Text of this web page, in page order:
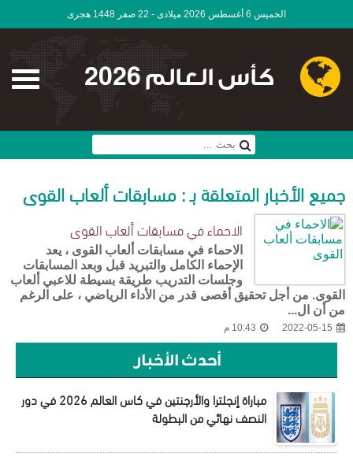
الخميس 6 أغسطس 2026 ميلادى - 22 صفر 1448 هجرى
كأس العالم 2026
جميع الأخبار المتعلقة بـ : مسابقات ألعاب القوى
الاحماء في مسابقات ألعاب القوى
الاحماء في مسابقات ألعاب القوى ، يعد
الإحماء الكامل والتبريد قبل وبعد المسابقات
وجلسات التدريب طريقة بسيطة للاعبي ألعاب
القوى. من أجل تحقيق أقصى قدر من الأداء الرياضي ، على الرغم
من أن ال...
2022-05-15 10:43 م
أحدث الأخبار
مباراة إنجلترا والأرجنتين في كاس العالم 2026 في دور
النصف نهائي من البطولة